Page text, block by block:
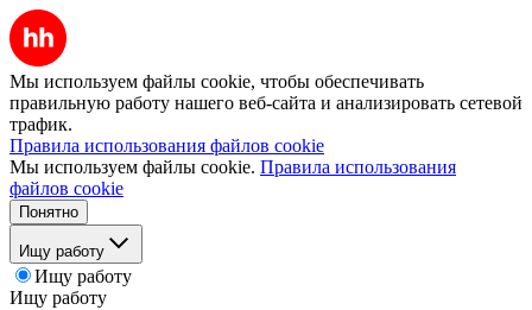
Мы используем файлы cookie, чтобы обеспечивать
правильную работу нашего веб-сайта и анализировать сетевой
трафик.
Правила использования файлов cookie
Мы используем файлы cookie. Правила использования
файлов cookie
Понятно
Ищу работу
Ищу работу
Ищу работу